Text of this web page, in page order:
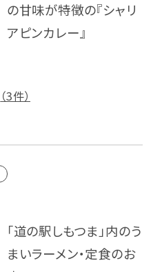
の甘味が特徴の『シャリ
アピンカレー』
（3件）
「道の駅しもつま」内のう
まいラーメン・定食のお